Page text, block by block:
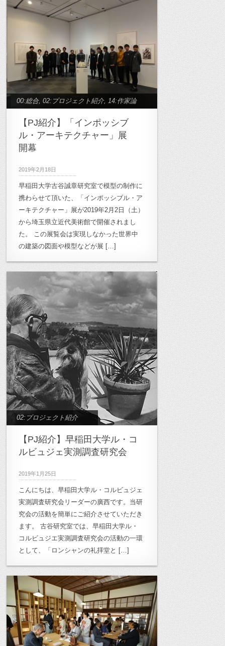
00:総合,02:プロジェクト紹介, 14:作家論
【PJ紹介】「インポッシブ
ル・アーキテクチャー」展
開幕
2019年2月18日
早稲田大学古谷誠章研究室で模型の制作に
携わらせて頂いた、「インポッシブル・ア
ーキテクチャー」展が2019年2月2日（土）
から埼玉県立近代美術館で開催されまし
た。 この展覧会は実現しなかった世界中
の建築の図面や模型などが展 […]
02:プロジェクト紹介
【PJ紹介】早稲田大学ル・コ
ルビュジェ実測調査研究会
2019年1月25日
こんにちは、早稲田大学ル・コルビュジェ
実測調査研究会リーダーの廣西です。当研
究会の活動を簡単にご紹介させていただき
ます。 古谷研究室では、早稲田大学ル・
コルビュジエ実測調査研究会の活動の一環
として、「ロンシャンの礼拝堂と […]